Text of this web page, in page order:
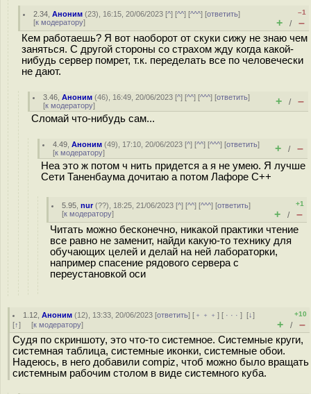
2.34 ,Аноним (23), 16:15, 20/06/2023 [^] [^^] [^^^] [ответить]
[к модератору]
–1
+ / –
Кем работаешь? Я вот наоборот от скуки сижу не знаю чем
заняться. С другой стороны со страхом жду когда какой-
нибудь сервер помрет, т.к. переделать все по человечески
не дают.
3.46 ,Аноним (46), 16:49, 20/06/2023 [^] [^^] [^^^] [ответить]
[к модератору] + / –
Сломай что-нибудь сам...
4.49 ,Аноним (49), 17:10, 20/06/2023 [^] [^^] [^^^] [ответить]
[к модератору] + / –
Неа это ж потом ч нить придется а я не умею. Я лучше
Сети Таненбаума дочитаю а потом Лафоре С++
5.95 ,nur(??), 18:25, 21/06/2023 [^] [^^] [^^^] [ответить]
[к модератору]
+1
+ / –
Читать можно бесконечно, никакой практики чтение
все равно не заменит, найди какую-то технику для
обучающих целей и делай на ней лабораторки,
например спасение рядового сервера с
переустановкой оси
1.12 ,Аноним (12), 13:33, 20/06/2023 [ответить] [ ﹢﹢﹢] [ · · ·][↓]
[↑] [к модератору]
+10
+ / –
Судя по скриншоту, это что-то системное. Системные круги,
системная таблица, системные иконки, системные обои.
Надеюсь, в него добавили compiz, чтоб можно было вращать
системным рабочим столом в виде системного куба.